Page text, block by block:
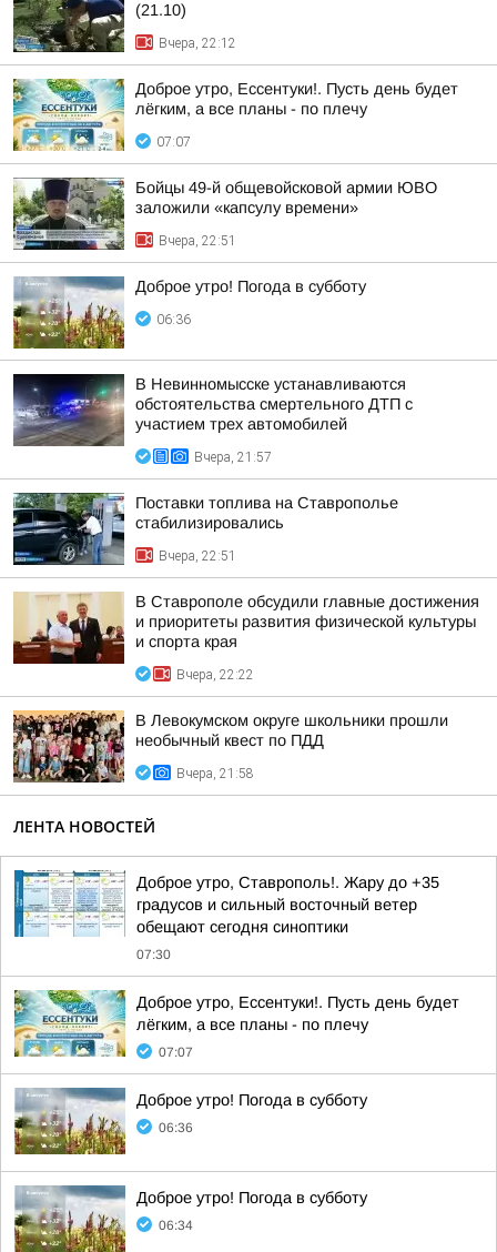
(21.10)
Вчера, 22:12
Доброе утро, Ессентуки!. Пусть день будет
лёгким, а все планы - по плечу
07:07
Бойцы 49-й общевойсковой армии ЮВО
заложили «капсулу времени»
Вчера, 22:51
Доброе утро! Погода в субботу
06:36
В Невинномысске устанавливаются
обстоятельства смертельного ДТП с
участием трех автомобилей
Вчера, 21:57
Поставки топлива на Ставрополье
стабилизировались
Вчера, 22:51
В Ставрополе обсудили главные достижения
и приоритеты развития физической культуры
и спорта края
Вчера, 22:22
В Левокумском округе школьники прошли
необычный квест по ПДД
Вчера, 21:58
ЛЕНТА НОВОСТЕЙ
Доброе утро, Ставрополь!. Жару до +35
градусов и сильный восточный ветер
обещают сегодня синоптики
07:30
Доброе утро, Ессентуки!. Пусть день будет
лёгким, а все планы - по плечу
07:07
Доброе утро! Погода в субботу
06:36
Доброе утро! Погода в субботу
06:34